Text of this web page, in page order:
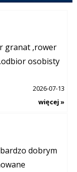
granat ,rower
osobisty
2026-07-13
więcej »
dobrym